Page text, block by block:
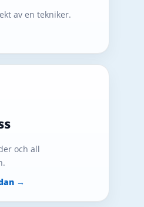
av en tekniker.
och all
→